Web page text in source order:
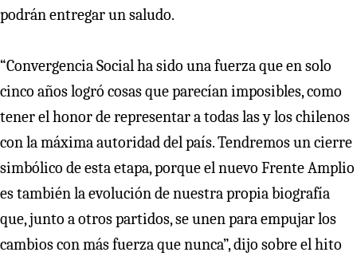
podrán entregar un saludo.
“Convergencia Social ha sido una fuerza que en solo
cinco años logró cosas que parecían imposibles, como
tener el honor de representar a todas las y los chilenos
con la máxima autoridad del país. Tendremos un cierre
simbólico de esta etapa, porque el nuevo Frente Amplio
es también la evolución de nuestra propia biografía
que, junto a otros partidos, se unen para empujar los
cambios con más fuerza que nunca”, dijo sobre el hito